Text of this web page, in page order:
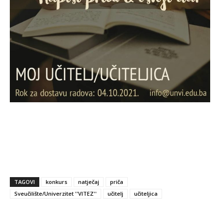
TAGOVI konkurs natječaj
priča
Sveučilište/Univerzitet ''VITEZ''
učitelj učiteljica